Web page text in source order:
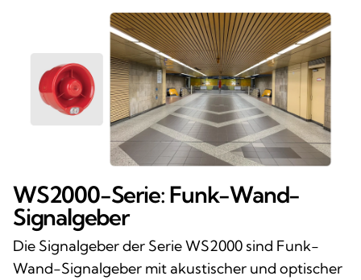
WS2000-Serie: Funk-Wand-
Signalgeber
Die Signalgeber der Serie WS2000 sind Funk-
Wand-Signalgeber mit akustischer und optischer